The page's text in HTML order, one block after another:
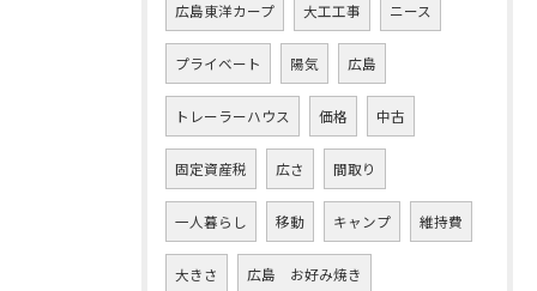
広島東洋カープ 大工工事 ニース
プライベート 陽気 広島
トレーラーハウス 価格 中古
固定資産税 広さ 間取り
一人暮らし 移動 キャンプ 維持費
大きさ 広島 お好み焼き